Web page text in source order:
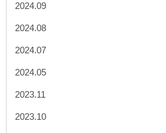
2024.09
2024.08
2024.07
2024.05
2023.11
2023.10